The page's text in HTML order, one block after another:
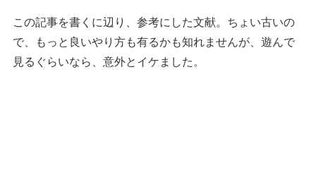
この記事を書くに辺り、参考にした文献。ちょい古いの
で、もっと良いやり方も有るかも知れませんが、遊んで
見るぐらいなら、意外とイケました。